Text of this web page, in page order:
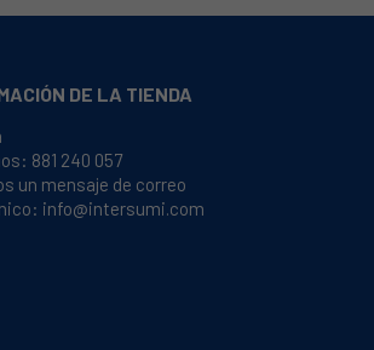
DE LA TIENDA
881 240 057
un mensaje de correo
info@intersumi.com